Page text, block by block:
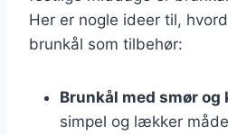
Her er nogle ideer til,
brunkål som tilbehør:
Brunkål med smør
simpel og lækker